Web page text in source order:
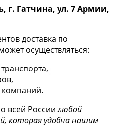
г. Гатчина, ул. 7 Армии,
доставка по
осуществляться:
компаний.
всей Россиилюбой
которая удобна нашим